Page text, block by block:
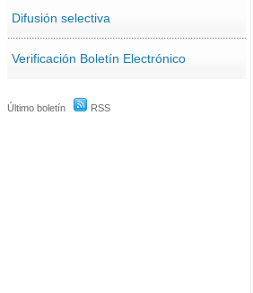
Difusión selectiva
Verificación Boletín Electrónico
Último boletín RSS